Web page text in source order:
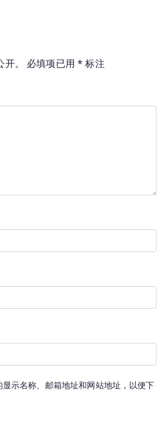
。 必填项已用* 标注
示名称、邮箱地址和网站地址，以便下